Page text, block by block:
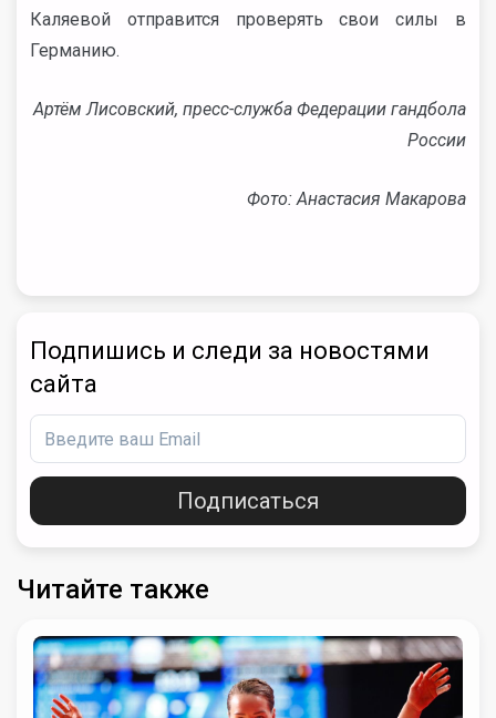
Каляевой отправится проверять свои силы в
Германию.
Артём Лисовский, пресс-служба Федерации гандбола
России
Фото: Анастасия Макарова
Подпишись и следи за новостями
сайта
Подписаться
Читайте также